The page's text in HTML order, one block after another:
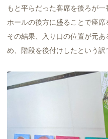
もと平らだった客席を後ろが
ホールの後方に盛ることで座席
その結果、入り口の位置が元
め、階段を後付けしたという訳